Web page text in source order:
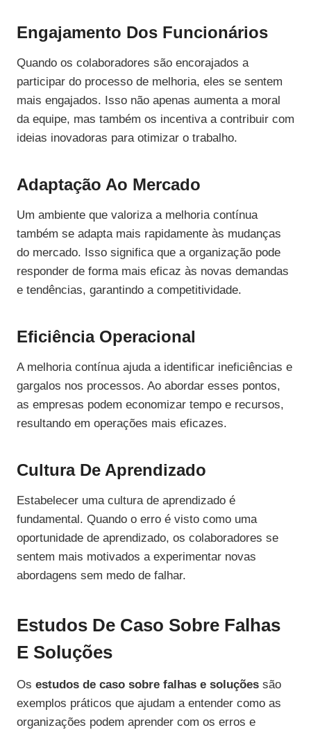
Engajamento Dos Funcionários
Quando os colaboradores são encorajados a
participar do processo de melhoria, eles se sentem
mais engajados. Isso não apenas aumenta a moral
da equipe, mas também os incentiva a contribuir com
ideias inovadoras para otimizar o trabalho.
Adaptação Ao Mercado
Um ambiente que valoriza a melhoria contínua
também se adapta mais rapidamente às mudanças
do mercado. Isso significa que a organização pode
responder de forma mais eficaz às novas demandas
e tendências, garantindo a competitividade.
Eficiência Operacional
A melhoria contínua ajuda a identificar ineficiências e
gargalos nos processos. Ao abordar esses pontos,
as empresas podem economizar tempo e recursos,
resultando em operações mais eficazes.
Cultura De Aprendizado
Estabelecer uma cultura de aprendizado é
fundamental. Quando o erro é visto como uma
oportunidade de aprendizado, os colaboradores se
sentem mais motivados a experimentar novas
abordagens sem medo de falhar.
Estudos De Caso Sobre Falhas
E Soluções
Os estudos de caso sobre falhas e soluções são
exemplos práticos que ajudam a entender como as
organizações podem aprender com os erros e